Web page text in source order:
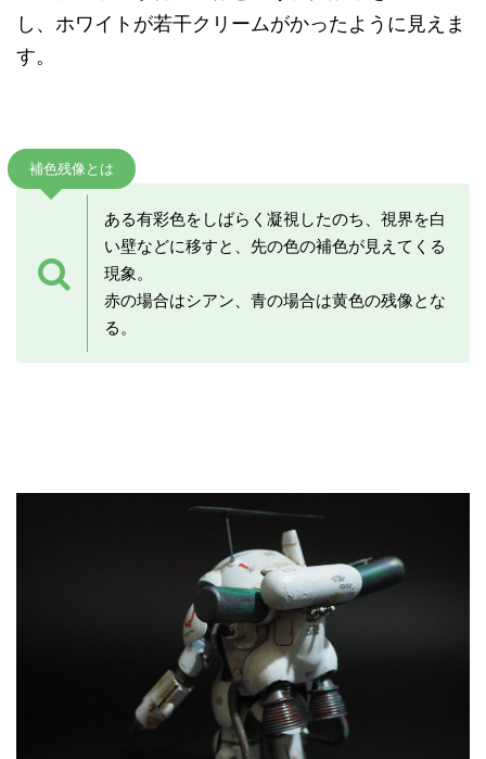
し、ホワイトが若干クリームがかったように見えま
す。
補色残像とは
ある有彩色をしばらく凝視したのち、視界を白
い壁などに移すと、先の色の補色が見えてくる
現象。
赤の場合はシアン、青の場合は黄色の残像とな
る。